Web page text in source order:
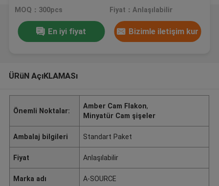
MOQ：300pcs Fiyat：Anlaşılabilir
En iyi fiyat Bizimle iletişim kur
ÜRüN AçıKLAMASı
Önemli Noktalar:
Amber Cam Flakon,
Minyatür Cam şişeler
Ambalaj bilgileri Standart Paket
Fiyat Anlaşılabilir
Marka adı A-SOURCE